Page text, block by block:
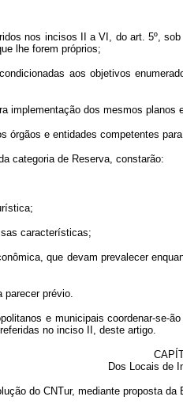
nos incisos II a VI, do art. 5º,
lhe forem próprios;
aos objetivos
implementação dos mesmos planos
órgãos e entidades competentes
categoria de Reserva, constarão:
características;
que devam prevalecer
prévio.
e municipais coordenar-
no inciso II, deste artigo.
Dos Locais de
do CNTur, mediante proposta